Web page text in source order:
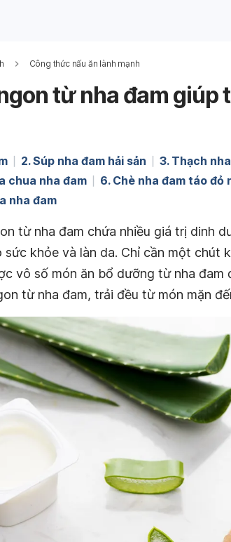
Công thức nấu ăn lành mạnh
từ nha đam giúp
2. Súp nha đam hải sản 3. Thạch
chua nha đam 6. Chè nha đam táo đỏ
nha đam
từ nha đam chứa nhiều giá trị dinh
khỏe và làn da. Chỉ cần một chút
vô số món ăn bổ dưỡng từ nha đam
từ nha đam, trải đều từ món mặn